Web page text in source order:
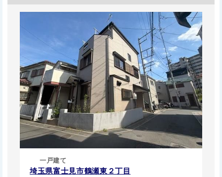
一戸建て
埼玉県富士見市鶴瀬東２丁目